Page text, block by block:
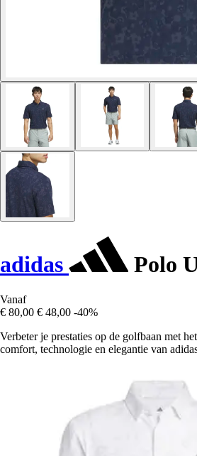
adidas Polo
Vanaf
€ 80,00 € 48,00 -40%
Verbeter je prestaties op de golfbaan met
comfort, technologie en elegantie van